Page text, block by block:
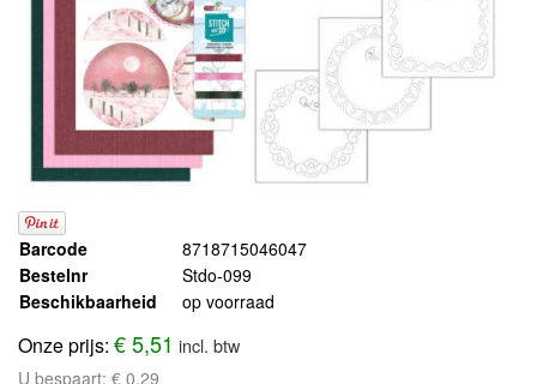
Barcode
8718715046047
Bestelnr
Stdo-099
Beschikbaarheid
op voorraad
Onze prijs: € 5,51 incl. btw
U bespaart: € 0,29